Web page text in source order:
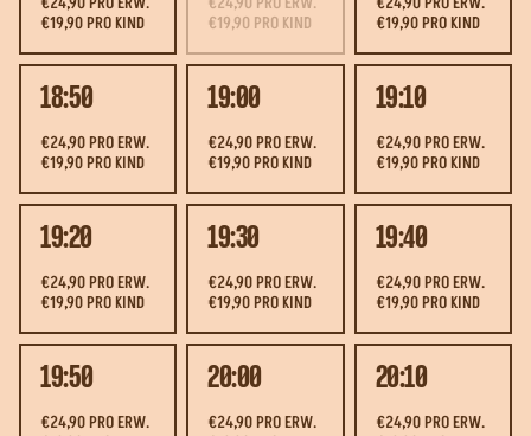
€19,90 PRO KIND
€19,90 PRO KIND
€19,90 PRO KIND
18:50
€24,90 PRO ERW.
€19,90 PRO KIND
19:00
€24,90 PRO ERW.
€19,90 PRO KIND
19:10
€24,90 PRO ERW.
€19,90 PRO KIND
19:20
€24,90 PRO ERW.
€19,90 PRO KIND
19:30
€24,90 PRO ERW.
€19,90 PRO KIND
19:40
€24,90 PRO ERW.
€19,90 PRO KIND
19:50
€24,90 PRO ERW.
20:00
€24,90 PRO ERW.
20:10
€24,90 PRO ERW.